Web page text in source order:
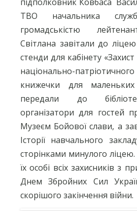
ТВО начальника
громадськістю
Світлана завітали до
стенди для кабінету
національно-
книжечки для
передали до
організатори для гостей
Музеєм Бойової слави, а
Історії навчального
сторінками минулого
їх особі всіх захисників з
Днем Збройних Сил
скорішого закінчення війни.